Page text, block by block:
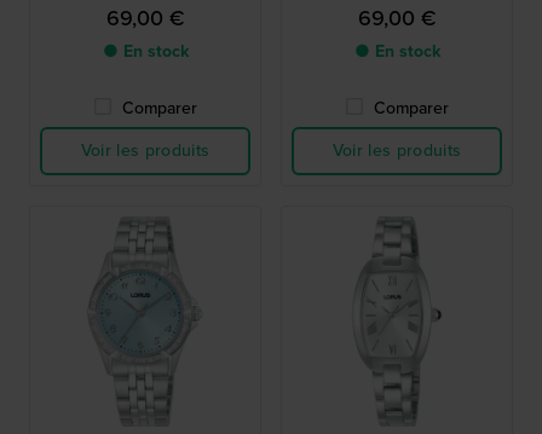
69,00 €
● En stock
Comparer
Voir les produits
69,00 €
● En stock
Comparer
Voir les produits